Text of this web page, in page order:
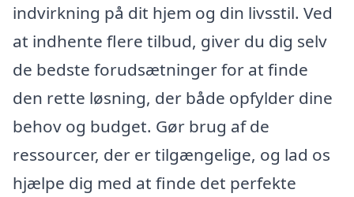
indvirkning på dit hjem og din livsstil. Ved
at indhente flere tilbud, giver du dig selv
de bedste forudsætninger for at finde
den rette løsning, der både opfylder dine
behov og budget. Gør brug af de
ressourcer, der er tilgængelige, og lad os
hjælpe dig med at finde det perfekte